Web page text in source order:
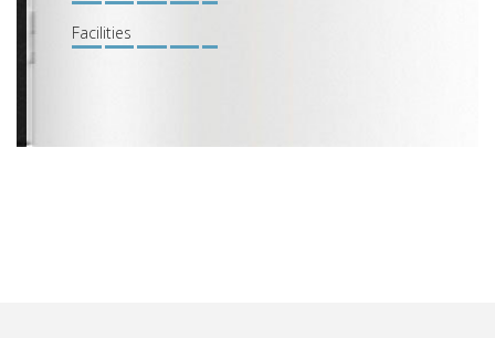
Facilities